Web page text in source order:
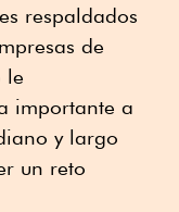
respaldados
de
le
importante a
y largo
un reto